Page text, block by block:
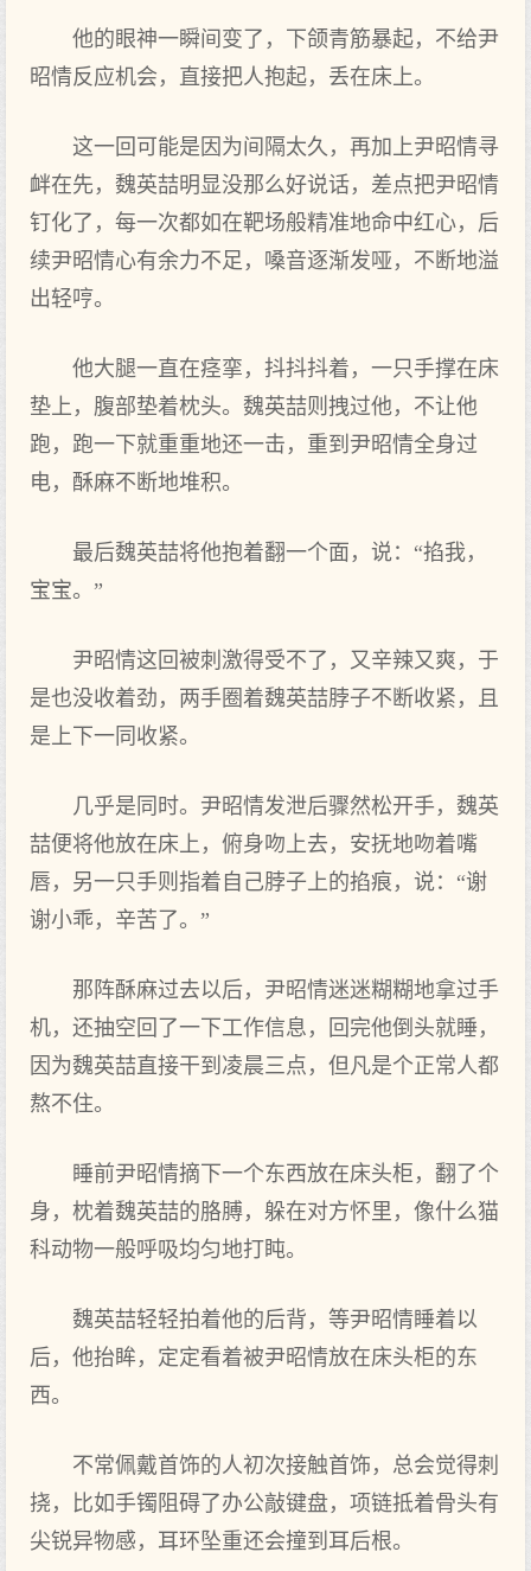
他的眼神一瞬间变了，下颌青筋暴起，不给尹
昭情反应机会，直接把人抱起，丢在床上。
这一回可能是因为间隔太久，再加上尹昭情寻
衅在先，魏英喆明显没那么好说话，差点把尹昭情
钉化了，每一次都如在靶场般精准地命中红心，后
续尹昭情心有余力不足，嗓音逐渐发哑，不断地溢
出轻哼。
他大腿一直在痉挛，抖抖抖着，一只手撑在床
垫上，腹部垫着枕头。魏英喆则拽过他，不让他
跑，跑一下就重重地还一击，重到尹昭情全身过
电，酥麻不断地堆积。
最后魏英喆将他抱着翻一个面，说：“掐我，
宝宝。”
尹昭情这回被刺激得受不了，又辛辣又爽，于
是也没收着劲，两手圈着魏英喆脖子不断收紧，且
是上下一同收紧。
几乎是同时。尹昭情发泄后骤然松开手，魏英
喆便将他放在床上，俯身吻上去，安抚地吻着嘴
唇，另一只手则指着自己脖子上的掐痕，说：“谢
谢小乖，辛苦了。”
那阵酥麻过去以后，尹昭情迷迷糊糊地拿过手
机，还抽空回了一下工作信息，回完他倒头就睡，
因为魏英喆直接干到凌晨三点，但凡是个正常人都
熬不住。
睡前尹昭情摘下一个东西放在床头柜，翻了个
身，枕着魏英喆的胳膊，躲在对方怀里，像什么猫
科动物一般呼吸均匀地打盹。
魏英喆轻轻拍着他的后背，等尹昭情睡着以
后，他抬眸，定定看着被尹昭情放在床头柜的东
西。
不常佩戴首饰的人初次接触首饰，总会觉得刺
挠，比如手镯阻碍了办公敲键盘，项链抵着骨头有
尖锐异物感，耳环坠重还会撞到耳后根。